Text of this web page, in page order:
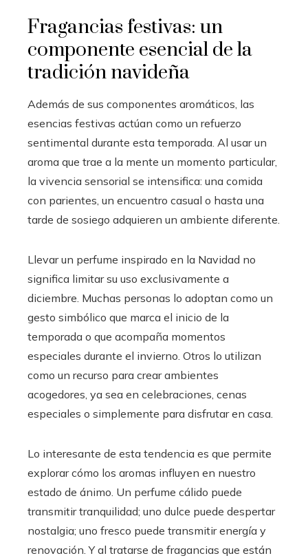
Fragancias festivas: un
componente esencial de la
tradición navideña
Además de sus componentes aromáticos, las
esencias festivas actúan como un refuerzo
sentimental durante esta temporada. Al usar un
aroma que trae a la mente un momento particular,
la vivencia sensorial se intensifica: una comida
con parientes, un encuentro casual o hasta una
tarde de sosiego adquieren un ambiente diferente.
Llevar un perfume inspirado en la Navidad no
significa limitar su uso exclusivamente a
diciembre. Muchas personas lo adoptan como un
gesto simbólico que marca el inicio de la
temporada o que acompaña momentos
especiales durante el invierno. Otros lo utilizan
como un recurso para crear ambientes
acogedores, ya sea en celebraciones, cenas
especiales o simplemente para disfrutar en casa.
Lo interesante de esta tendencia es que permite
explorar cómo los aromas influyen en nuestro
estado de ánimo. Un perfume cálido puede
transmitir tranquilidad; uno dulce puede despertar
nostalgia; uno fresco puede transmitir energía y
renovación. Y al tratarse de fragancias que están